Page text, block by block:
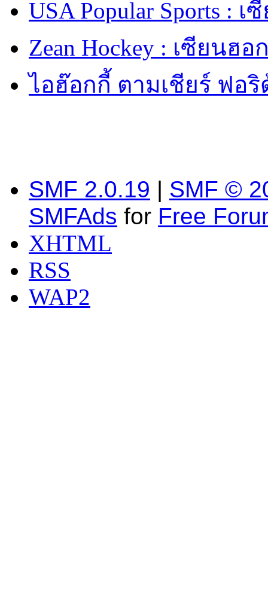
USA Popular Sports :
Zean Hockey : เซียนฮอ
ไอฮ๊อกกี้ ตามเชียร์ ฟอ
SMF 2.0.19 | SMF ©
SMFAds for Free
XHTML
RSS
WAP2